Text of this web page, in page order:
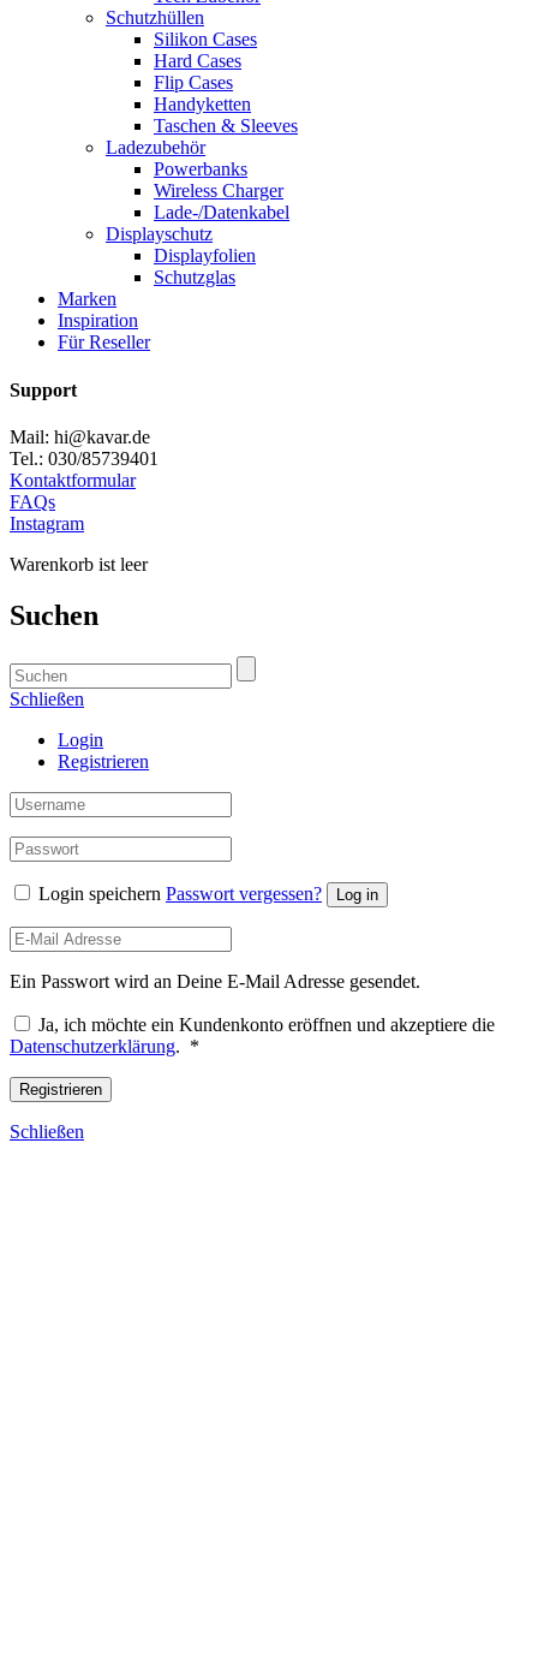
Schutzhüllen
Silikon Cases
Hard Cases
Flip Cases
Handyketten
Taschen & Sleeves
Ladezubehör
Powerbanks
Wireless Charger
Lade-/Datenkabel
Displayschutz
Displayfolien
Schutzglas
Marken
Inspiration
Für Reseller
Support
Mail: hi@kavar.de
Tel.: 030/85739401
Kontaktformular
FAQs
Instagram
Warenkorb ist leer
Suchen
Schließen
Login
Registrieren
Login speichern Passwort vergessen? Log in
Ein Passwort wird an Deine E-Mail Adresse gesendet.
Ja, ich möchte ein Kundenkonto eröffnen und akzeptiere die
Datenschutzerklärung. *
Registrieren
Schließen